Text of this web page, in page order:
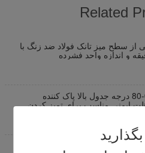
بگذارید
Related
از سطح میز تانک فولاد ضد زنگ با
تایمر 0-30 دقیقه و اندازه واحد فشرده
تنظیمات گرمایش 0-80 درجه جدول بالا پاک کننده
ایمنی مناسب برای تمیز کردن
تنظیمات گرمایش 0 تا 80 درجه، تمیزکننده اولتراسونیک